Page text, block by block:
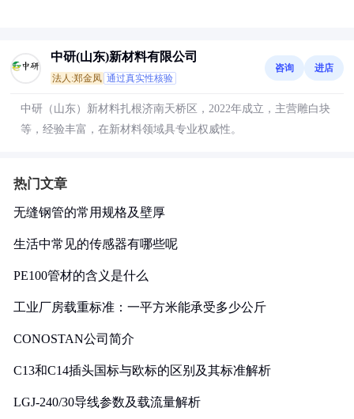
中研(山东)新材料有限公司
法人:郑金凤 通过真实性核验
咨询 进店
中研（山东）新材料扎根济南天桥区，2022年成立，主营雕白块
等，经验丰富，在新材料领域具专业权威性。
热门文章
无缝钢管的常用规格及壁厚
生活中常见的传感器有哪些呢
PE100管材的含义是什么
工业厂房载重标准：一平方米能承受多少公斤
CONOSTAN公司简介
C13和C14插头国标与欧标的区别及其标准解析
LGJ-240/30导线参数及载流量解析